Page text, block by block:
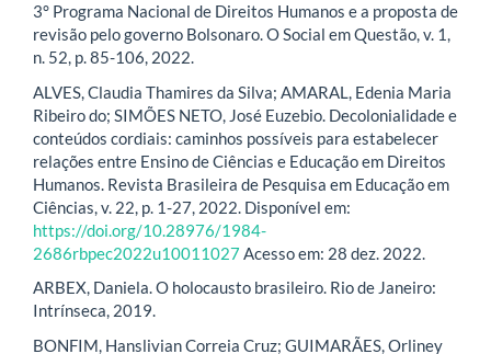
3° Programa Nacional de Direitos Humanos e a proposta de
revisão pelo governo Bolsonaro. O Social em Questão, v. 1,
n. 52, p. 85-106, 2022.
ALVES, Claudia Thamires da Silva; AMARAL, Edenia Maria
Ribeiro do; SIMÕES NETO, José Euzebio. Decolonialidade e
conteúdos cordiais: caminhos possíveis para estabelecer
relações entre Ensino de Ciências e Educação em Direitos
Humanos. Revista Brasileira de Pesquisa em Educação em
Ciências, v. 22, p. 1-27, 2022. Disponível em:
https://doi.org/10.28976/1984-
2686rbpec2022u10011027Acesso em: 28 dez. 2022.
ARBEX, Daniela. O holocausto brasileiro. Rio de Janeiro:
Intrínseca, 2019.
BONFIM, Hanslivian Correia Cruz; GUIMARÃES, Orliney